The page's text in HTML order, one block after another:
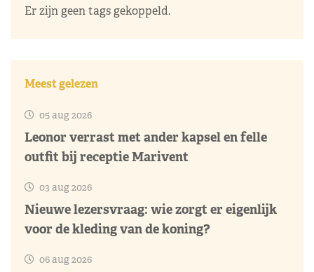
Er zijn geen tags gekoppeld.
Meest gelezen
05 aug 2026
Leonor verrast met ander kapsel en felle
outfit bij receptie Marivent
03 aug 2026
Nieuwe lezersvraag: wie zorgt er eigenlijk
voor de kleding van de koning?
06 aug 2026